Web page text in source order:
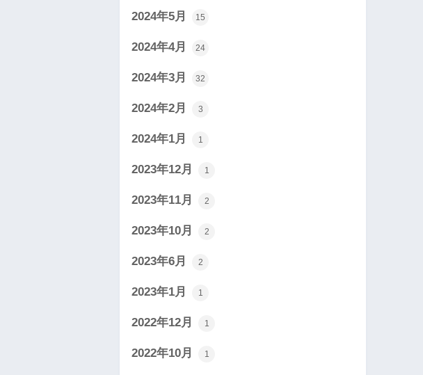
2024年5月 15
2024年4月 24
2024年3月 32
2024年2月 3
2024年1月 1
2023年12月 1
2023年11月 2
2023年10月 2
2023年6月 2
2023年1月 1
2022年12月 1
2022年10月 1